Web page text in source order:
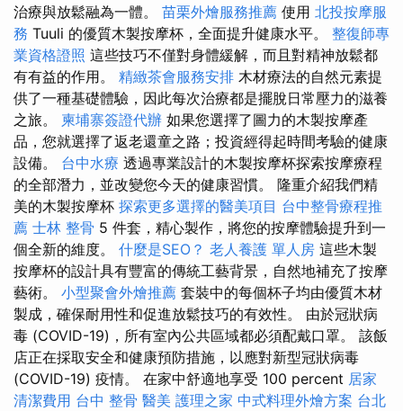
治療與放鬆融為一體。 苗栗外燴服務推薦 使用 北投按摩服
務 Tuuli 的優質木製按摩杯，全面提升健康水平。 整復師專
業資格證照 這些技巧不僅對身體緩解，而且對精神放鬆都
有有益的作用。 精緻茶會服務安排 木材療法的自然元素提
供了一種基礎體驗，因此每次治療都是擺脫日常壓力的滋養
之旅。 柬埔寨簽證代辦 如果您選擇了圖力的木製按摩產
品，您就選擇了返老還童之路；投資經得起時間考驗的健康
設備。 台中水療 透過專業設計的木製按摩杯探索按摩療程
的全部潛力，並改變您今天的健康習慣。 隆重介紹我們精
美的木製按摩杯 探索更多選擇的醫美項目 台中整骨療程推
薦 士林 整骨 5 件套，精心製作，將您的按摩體驗提升到一
個全新的維度。 什麼是SEO？ 老人養護 單人房 這些木製
按摩杯的設計具有豐富的傳統工藝背景，自然地補充了按摩
藝術。 小型聚會外燴推薦 套裝中的每個杯子均由優質木材
製成，確保耐用性和促進放鬆技巧的有效性。 由於冠狀病
毒 (COVID-19)，所有室內公共區域都必須配戴口罩。 該飯
店正在採取安全和健康預防措施，以應對新型冠狀病毒
(COVID-19) 疫情。 在家中舒適地享受 100 percent 居家
清潔費用 台中 整骨 醫美 護理之家 中式料理外燴方案 台北